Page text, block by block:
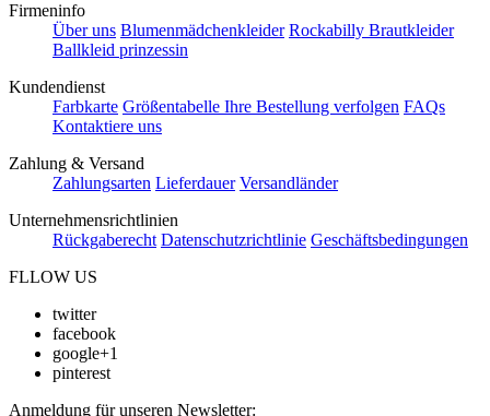
Firmeninfo
Über uns Blumenmädchenkleider Rockabilly Brautkleider
Ballkleid prinzessin
Kundendienst
Farbkarte Größentabelle Ihre Bestellung verfolgen FAQs
Kontaktiere uns
Zahlung & Versand
Zahlungsarten Lieferdauer Versandländer
Unternehmensrichtlinien
Rückgaberecht Datenschutzrichtlinie Geschäftsbedingungen
FLLOW US
twitter
facebook
google+1
pinterest
Anmeldung für unseren Newsletter: